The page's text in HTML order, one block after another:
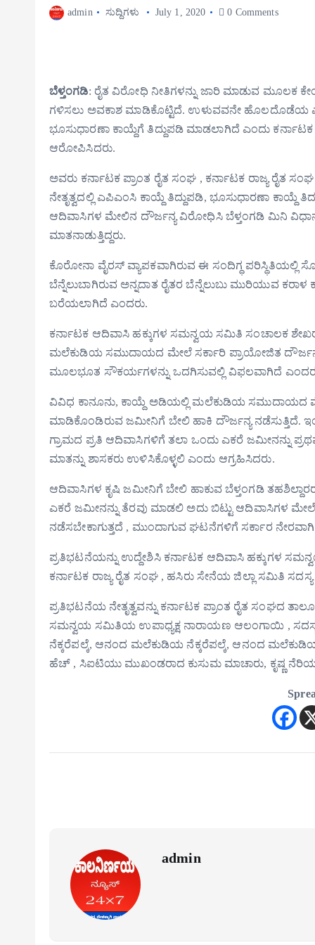
admin ಸುದ್ದಿಗಳು July 1, 2020 0 Comments
ಬೆಳ್ತಂಗಡಿ: ರೈತ ವಿರೋಧಿ ನೀತಿಗಳನ್ನು ಜಾರಿ ಮಾಡುವ ಮೂಲಕ
ಗಳಿಸಲು ಅವಕಾಶ ಮಾಡಿಕೊಟ್ಟಿದೆ. ಉಳುವವನೇ ಹೊಲದೊಡೆಯ
ಭೂಸುಧಾರಣಾ ಕಾಯ್ದೆಗೆ ತಿದ್ದುಪಡಿ ಮಾಡಲಾಗಿದೆ ಎಂದು
ಆರೋಪಿಸಿದರು.
ಅವರು ಕರ್ನಾಟಕ ಪ್ರಾಂತ ರೈತ ಸಂಘ , ಕರ್ನಾಟಕ ರಾಜ್ಯ ರೈತ
ನೇತೃತ್ವದಲ್ಲಿ ಎಪಿಎಂಸಿ ಕಾಯ್ದೆ ತಿದ್ದುಪಡಿ, ಭೂಸುಧಾರಣಾ ಕಾಯ್ದೆ
ಆದಿವಾಸಿಗಳ ಮೇಲಿನ ದೌರ್ಜನ್ಯ ವಿರೋಧಿಸಿ ಬೆಳ್ತಂಗಡಿ ಮಿನಿ
ಮಾತನಾಡುತ್ತಿದ್ದರು.
ಕೊರೋನಾ ವೈರಸ್ ವ್ಯಾಪಕವಾಗಿರುವ ಈ ಸಂದಿಗ್ಧ ಪರಿಸ್ಥಿತಿಯಲ್ಲಿ
ಬೆನ್ನೆಲುಬಾಗಿರುವ ಅನ್ನದಾತ ರೈತರ ಬೆನ್ನೆಲುಬು ಮುರಿಯುವ
ಬರೆಯಲಾಗಿದೆ ಎಂದರು.
ಕರ್ನಾಟಕ ಆದಿವಾಸಿ ಹಕ್ಕುಗಳ ಸಮನ್ವಯ ಸಮಿತಿ ಸಂಚಾಲಕ
ಮಲೆಕುಡಿಯ ಸಮುದಾಯದ ಮೇಲೆ ಸರ್ಕಾರಿ ಪ್ರಾಯೋಜಿತ ದೌರ್ಜನ್ಯ
ಮೂಲಭೂತ ಸೌಕರ್ಯಗಳನ್ನು ಒದಗಿಸುವಲ್ಲಿ ವಿಫಲವಾಗಿದೆ
ವಿವಿಧ ಕಾನೂನು, ಕಾಯ್ದೆ ಅಡಿಯಲ್ಲಿ ಮಲೆಕುಡಿಯ ಸಮುದಾಯದ
ಮಾಡಿಕೊಂಡಿರುವ ಜಮೀನಿಗೆ ಬೇಲಿ ಹಾಕಿ ದೌರ್ಜನ್ಯ ನಡೆಸುತ್ತಿದೆ.
ಗ್ರಾಮದ ಪ್ರತಿ ಆದಿವಾಸಿಗಳಿಗೆ ತಲಾ ಒಂದು ಎಕರೆ ಜಮೀನನ್ನು
ಮಾತನ್ನು ಶಾಸಕರು ಉಳಿಸಿಕೊಳ್ಳಲಿ ಎಂದು ಆಗ್ರಹಿಸಿದರು.
ಆದಿವಾಸಿಗಳ ಕೃಷಿ ಜಮೀನಿಗೆ ಬೇಲಿ ಹಾಕುವ ಬೆಳ್ತಂಗಡಿ
ಎಕರೆ ಜಮೀನನ್ನು ತೆರವು ಮಾಡಲಿ ಅದು ಬಿಟ್ಟು ಆದಿವಾಸಿಗಳ
ನಡೆಸಬೇಕಾಗುತ್ತದೆ , ಮುಂದಾಗುವ ಘಟನೆಗಳಿಗೆ ಸರ್ಕಾರ
ಪ್ರತಿಭಟನೆಯನ್ನು ಉದ್ದೇಶಿಸಿ ಕರ್ನಾಟಕ ಆದಿವಾಸಿ ಹಕ್ಕುಗಳ
ಕರ್ನಾಟಕ ರಾಜ್ಯ ರೈತ ಸಂಘ , ಹಸಿರು ಸೇನೆಯ ಜಿಲ್ಲಾ ಸಮಿತಿ
ಪ್ರತಿಭಟನೆಯ ನೇತೃತ್ವವನ್ನು ಕರ್ನಾಟಕ ಪ್ರಾಂತ ರೈತ ಸಂಘದ
ಸಮನ್ವಯ ಸಮಿತಿಯ ಉಪಾಧ್ಯಕ್ಷ ನಾರಾಯಣ ಆಲಂಗಾಯಿ ,
ನೆಕ್ಕರೆಪಲ್ಕೆ, ಆನಂದ ಮಲೆಕುಡಿಯ ನೆಕ್ಕರೆಪಲ್ಕೆ, ಆನಂದ ಮಲೆಕುಡಿಯ
ಹೆಚ್ , ಸಿಐಟಿಯು ಮುಖಂಡರಾದ ಕುಸುಮ ಮಾಚಾರು, ಕೃಷ್ಣ ನೆರಿಯ
admin